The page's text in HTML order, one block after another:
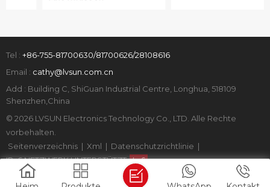
Tel : +86-755-81700630/81700626/28108616
Email : cathy@lvsun.com.cn
Add : Building C, ShiGuan Industrial Centre, Longhua, 518109
Shenzhen,China
© 2026 LVSUN Electronics Technology Co., LTD. Alle Rechte
vorbehalten.
Seitenverzeichnis | Xml | Datenschutzrichtlinie |
IPv6 NETZWERK UNTERSTÜTZT